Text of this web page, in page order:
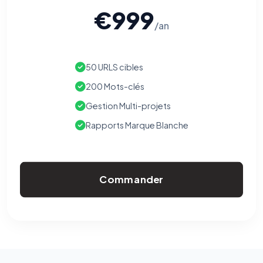
€999/an
50 URLS cibles
200 Mots-clés
Gestion Multi-projets
Rapports Marque Blanche
Commander